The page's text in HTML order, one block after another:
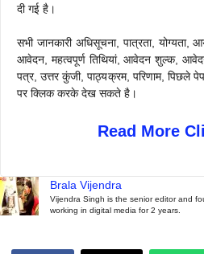
दी गई है।
सभी जानकारी अधिसूचना, पात्रता,
आवेदन, महत्वपूर्ण तिथियां, आवेदन शुल्क,
पत्र, उत्तर कुंजी, पाठ्यक्रम, परिणाम, पिछले
पर क्लिक करके देख सकते है।
Read More
Brala Vijendra
Vijendra Singh is the senior editor and
working in digital media for 2 years.